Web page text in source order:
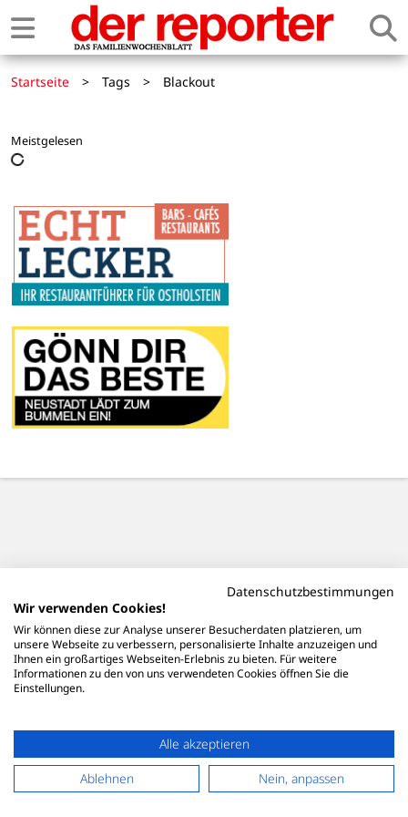
Startseite > Tags > Blackout
Meistgelesen
Datenschutzbestimmungen
Wir verwenden Cookies!
Wir können diese zur Analyse unserer Besucherdaten platzieren, um
unsere Webseite zu verbessern, personalisierte Inhalte anzuzeigen und
Ihnen ein großartiges Webseiten-Erlebnis zu bieten. Für weitere
Informationen zu den von uns verwendeten Cookies öffnen Sie die
Einstellungen.
Alle akzeptieren
Ablehnen
Nein, anpassen